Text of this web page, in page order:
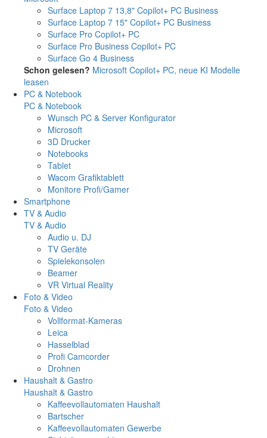
Surface Laptop 7 13,8" Copilot+ PC Business
Surface Laptop 7 15" Copilot+ PC Business
Surface Pro Copilot+ PC
Surface Pro Business Copilot+ PC
Surface Go 4 Business
Schon gelesen? Microsoft Copilot+ PC, neue KI Modelle
leasen
PC & Notebook
PC & Notebook
Wunsch PC & Server Konfigurator
Microsoft
3D Drucker
Notebooks
Tablet
Wacom Grafiktablett
Monitore Profi/Gamer
Smartphone
TV & Audio
TV & Audio
Audio u. DJ
TV Geräte
Spielekonsolen
Beamer
VR Virtual Reality
Foto & Video
Foto & Video
Vollformat-Kameras
Leica
Hasselblad
Profi Camcorder
Drohnen
Haushalt & Gastro
Haushalt & Gastro
Kaffeevollautomaten Haushalt
Bartscher
Kaffeevollautomaten Gewerbe